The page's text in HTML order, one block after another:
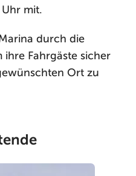
mit.
durch die
ihre Fahrgäste sicher
Ort zu